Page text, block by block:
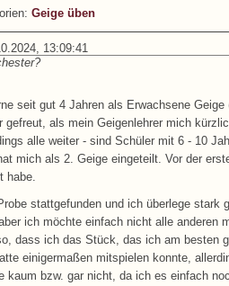
Geige üben
13:09:41
seit gut 4 Jahren als Erwachsene
gefreut, als mein Geigenlehrer mich
alle weiter - sind Schüler mit 6 - 10
mich als 2. Geige eingeteilt. Vor der
habe.
stattgefunden und ich überlege
ich möchte einfach nicht alle anderen
dass ich das Stück, das ich am besten
einigermaßen mitspielen konnte,
kaum bzw. gar nicht, da ich es einfach